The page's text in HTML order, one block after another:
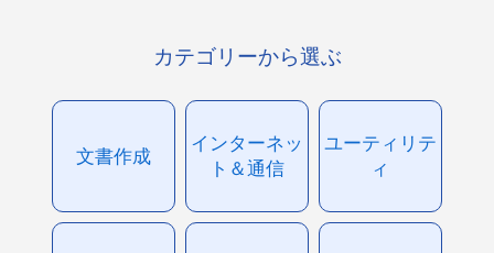
カテゴリーから選ぶ
文書作成
インターネッ
ト＆通信
ユーティリテ
ィ